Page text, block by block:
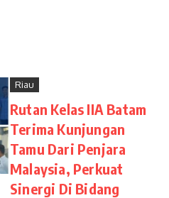
Riau
Rutan Kelas IIA Batam
Terima Kunjungan
Tamu Dari Penjara
Malaysia, Perkuat
Sinergi Di Bidang